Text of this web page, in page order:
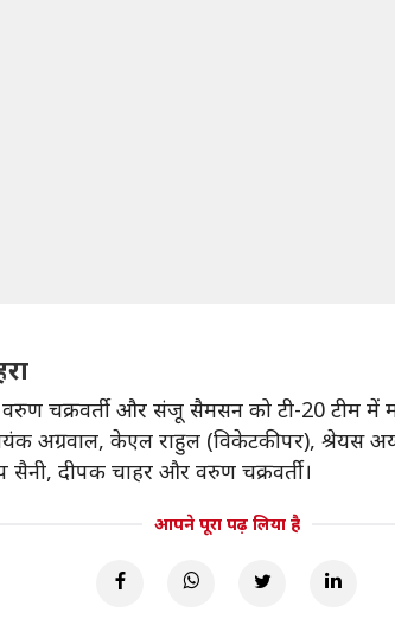
वरुण चक्रवर्ती और संजू सैमसन को टी-20 टीम
अग्रवाल, केएल राहुल (विकेटकीपर), श्रेयस
सैनी, दीपक चाहर और वरुण चक्रवर्ती।
आपने पूरा पढ़ लिया है